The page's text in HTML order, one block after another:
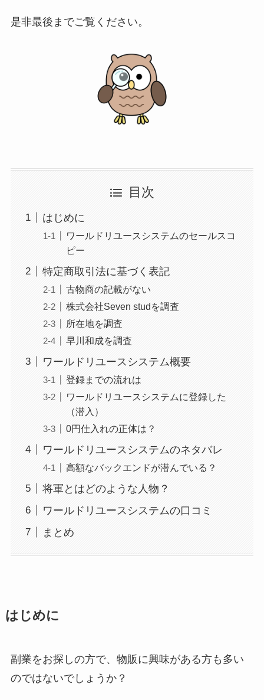
是非最後までご覧ください。
目次
はじめに
ワールドリユースシステムのセールスコ
ピー
特定商取引法に基づく表記
古物商の記載がない
株式会社Seven studを調査
所在地を調査
早川和成を調査
ワールドリユースシステム概要
登録までの流れは
ワールドリユースシステムに登録した
（潜入）
0円仕入れの正体は？
ワールドリユースシステムのネタバレ
高額なバックエンドが潜んでいる？
将軍とはどのような人物？
ワールドリユースシステムの口コミ
まとめ
はじめに
副業をお探しの方で、物販に興味がある方も多い
のではないでしょうか？